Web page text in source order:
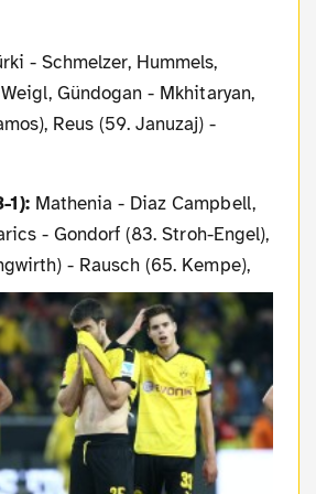
- Schmelzer, Hummels,
Gündogan - Mkhitaryan,
Reus (59. Januzaj) -
1):Mathenia - Diaz Campbell,
- Gondorf (83. Stroh-Engel),
- Rausch (65. Kempe),